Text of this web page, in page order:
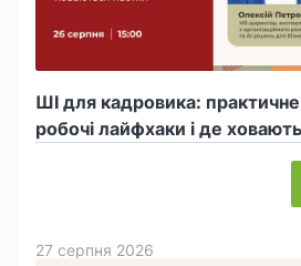
ШІ для кадровика: практичне
робочі лайфхаки і де
27 серпня 2026